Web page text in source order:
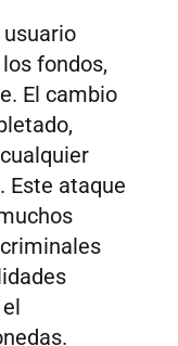
fondos,
El cambio
Este ataque